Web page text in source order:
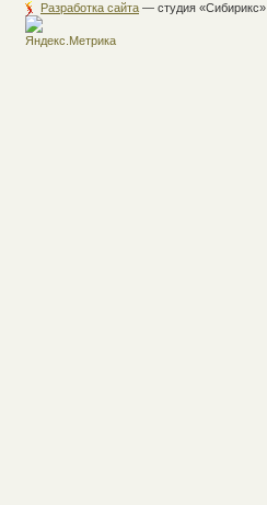
Разработка сайта — студия «Cибирикс»